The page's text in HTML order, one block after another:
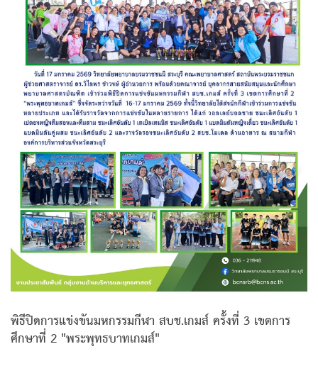
พิธีปิดการแข่งขันมหกรรมกีฬา สบช.เกมส์ ครั้งที่ 3 เขตการ
ศึกษาที่ 2 "พระพุทธบาทเกมส์"